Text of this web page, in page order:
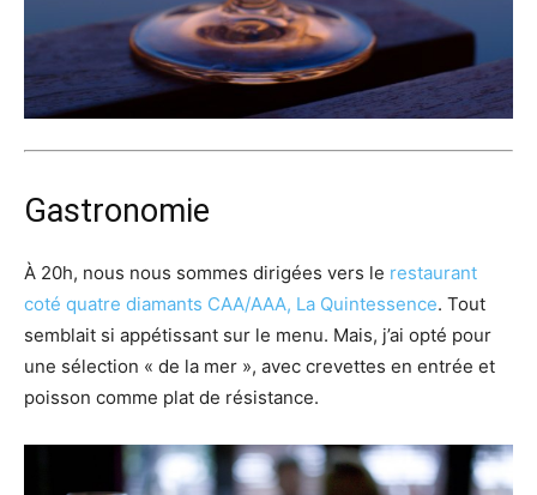
Gastronomie
À 20h, nous nous sommes dirigées vers le restaurant
coté quatre diamants CAA/AAA, La Quintessence. Tout
semblait si appétissant sur le menu. Mais, j’ai opté pour
une sélection « de la mer », avec crevettes en entrée et
poisson comme plat de résistance.